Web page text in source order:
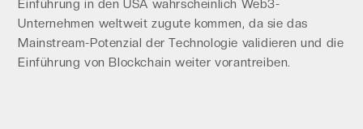
Einführung in den USA wahrscheinlich Web3-
Unternehmen weltweit zugute kommen, da sie das
Mainstream-Potenzial der Technologie validieren und die
Einführung von Blockchain weiter vorantreiben.